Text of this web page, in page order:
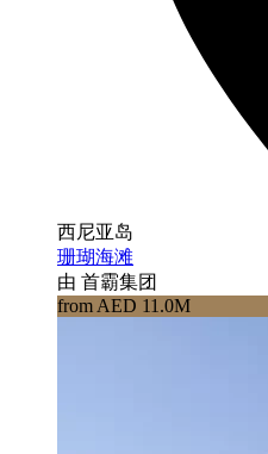
西尼亚岛
珊瑚海滩
由 首霸集团
from AED 11.0M